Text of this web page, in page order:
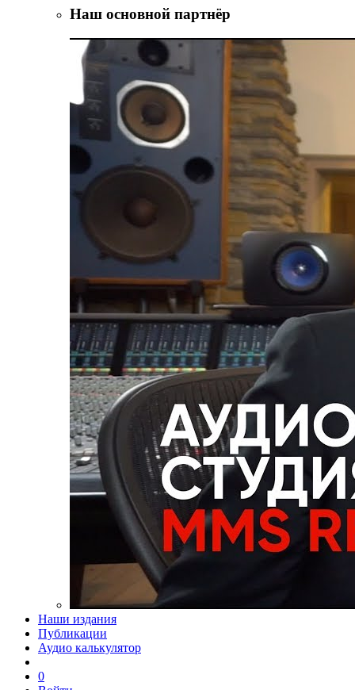
Наш основной партнёр
Наши издания
Публикации
Аудио калькулятор
0